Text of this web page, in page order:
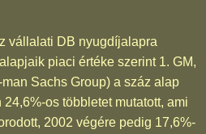
vállalati DB nyugdíjalapra
piaci értéke szerint 1. GM,
Sachs Group) a száz alap
os többletet mutatott, ami
2002 végére pedig 17,6%-